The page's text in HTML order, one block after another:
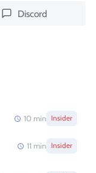
Discord
10 min Insider
11 min Insider